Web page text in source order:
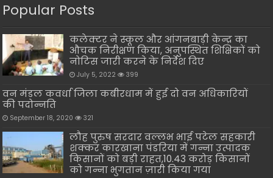
Popular Posts
कलेक्टर ने स्कूल और आंगनबाड़ी केन्द्र का
औचक निरीक्षण किया, अनुपस्थित शिक्षिकों को
नोटिस जारी करने के निर्देश दिए
July 5, 2022 399
वन मंडल कवर्धा जिला कबीरधाम में हुई दो वन अधिकारियों
की पदोन्नति
September 18, 2020 321
लौह पुरुष सरदार वल्लभ भाई पटेल सहकारी
शक्कर कारखाना पंडरिया में गन्ना उत्पादक
किसानों को बड़ी राहत,10.43 करोड़ किसानों
को गन्ना भुगतान ज़ारी किया गया